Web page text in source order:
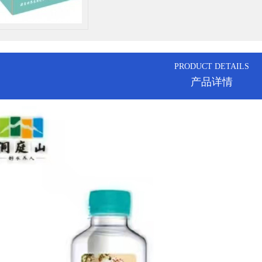
PRODUCT DETAILS
产品详情